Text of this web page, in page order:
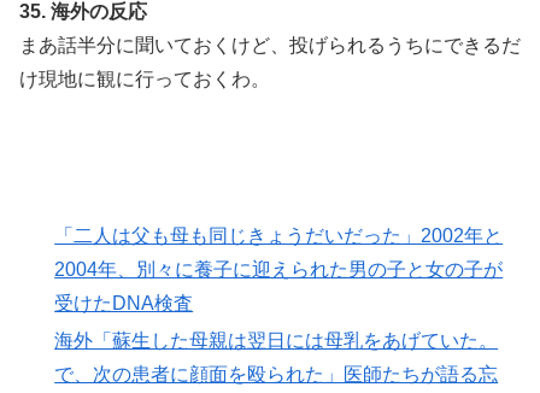
35. 海外の反応
まあ話半分に聞いておくけど、投げられるうちにできるだ
け現地に観に行っておくわ。
「二人は父も母も同じきょうだいだった」2002年と
2004年、別々に養子に迎えられた男の子と女の子が
受けたDNA検査
海外「蘇生した母親は翌日には母乳をあげていた。
で、次の患者に顔面を殴られた」医師たちが語る忘